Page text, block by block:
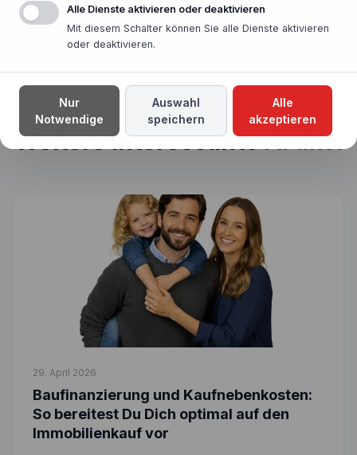
In nur einer Minute!
Weitere interessanteArtikel
29. April 2026
Baufinanzierung und Kaufnebenkosten:
So bereitest Du Dich optimal auf den
Immobilienkauf vor
Alle Dienste aktivieren oder deaktivieren
Mit diesem Schalter können Sie alle Dienste aktivieren
oder deaktivieren.
Nur
Notwendige
Auswahl
speichern
Alle
akzeptieren